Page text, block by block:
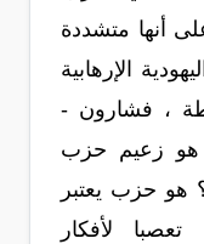
أنها متشددة
الإرهابية
، فشارون -
هو زعيم حزب
هو حزب يعتبر
لأفكار